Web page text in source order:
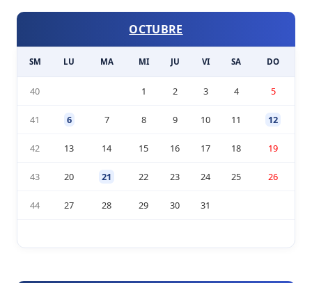
OCTUBRE
SM LU MA MI JU VI SA DO
40 1 2 3 4 5
41 6 7 8 9 10 11 12
42 13 14 15 16 17 18 19
43 20 21 22 23 24 25 26
44 27 28 29 30 31